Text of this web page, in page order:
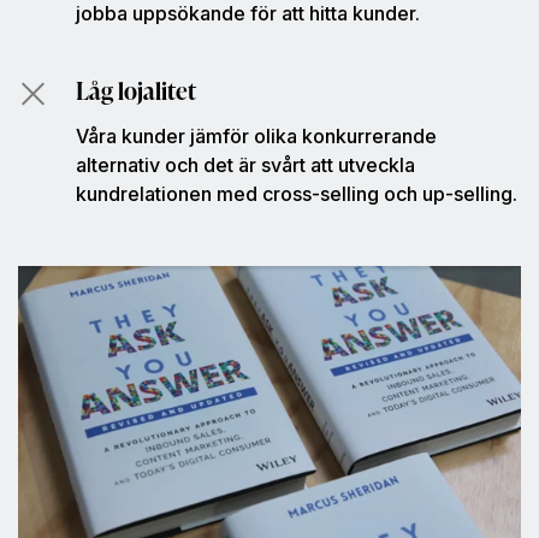
jobba uppsökande för att hitta kunder.
Låg lojalitet
Våra kunder jämför olika konkurrerande
alternativ och det är svårt att utveckla
kundrelationen med cross-selling och up-selling.